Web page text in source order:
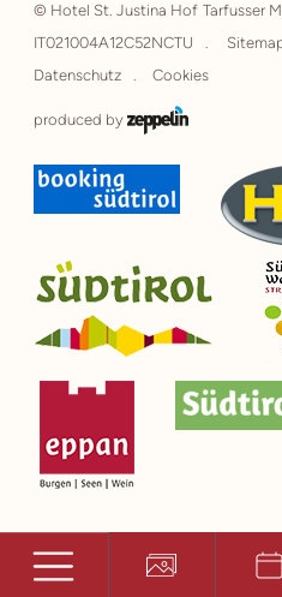
© Hotel St. Justina Hof Tarfusser
IT021004A12C52NCTU
Datenschutz
Cookies
produced by